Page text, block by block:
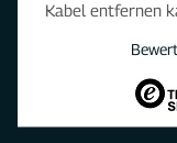
Kabel entfernen
kleinem Loch in
Haus erledigt.
Strom passend
Haus,mit dem